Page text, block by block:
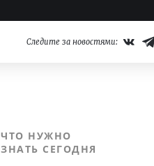
Следите за новостями:
ЧТО НУЖНО
ЗНАТЬ СЕГОДНЯ